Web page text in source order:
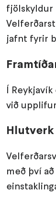
fjölskyldur
jafnt fyrir
Í
við
með því